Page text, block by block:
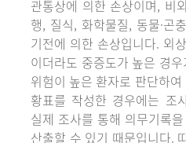
관통상에 의한 손상이며, 비
행, 질식, 화학물질, 동물·곤
기전에 의한 손상입니다. 외
이더라도 중증도가 높은 경
위험이 높은 환자로 판단하
황표를 작성한 경우에는 조
실제 조사를 통해 의무기록
산출할 수 있기 때문입니다.